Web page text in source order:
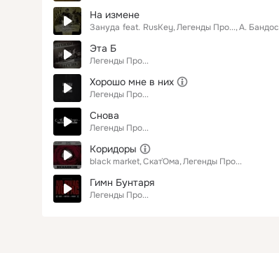
На измене
Зануда feat. RusKey Легенды Про... А. Бандос
Эта Б
Легенды Про...
Хорошо мне в них
Легенды Про...
Снова
Легенды Про...
Коридоры
black market Скат`Ома Легенды Про...
Гимн Бунтаря
Легенды Про...